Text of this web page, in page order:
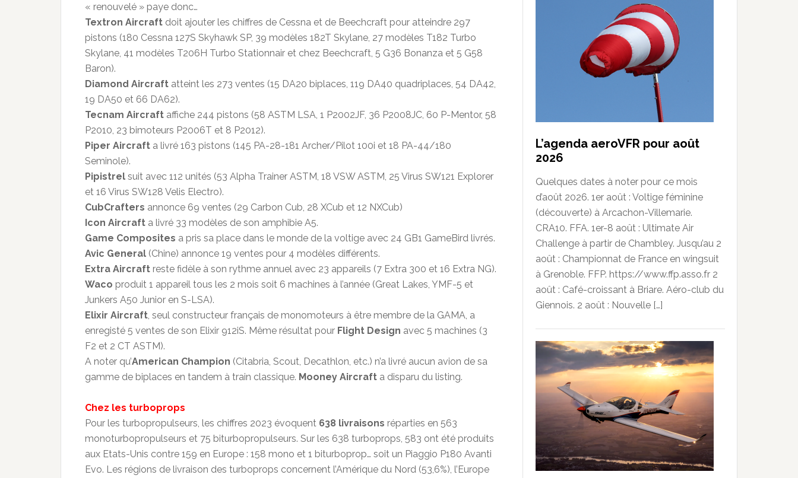
« renouvelé » paye donc…
Textron Aircraft doit ajouter les chiffres de Cessna et de Beechcraft pour atteindre 297
pistons (180 Cessna 127S Skyhawk SP, 39 modèles 182T Skylane, 27 modèles T182 Turbo
Skylane, 41 modèles T206H Turbo Stationnair et chez Beechcraft, 5 G36 Bonanza et 5 G58
Baron).
Diamond Aircraft atteint les 273 ventes (15 DA20 biplaces, 119 DA40 quadriplaces, 54 DA42,
19 DA50 et 66 DA62).
Tecnam Aircraft affiche 244 pistons (58 ASTM LSA, 1 P2002JF, 36 P2008JC, 60 P-Mentor, 58
P2010, 23 bimoteurs P2006T et 8 P2012).
Piper Aircraft a livré 163 pistons (145 PA-28-181 Archer/Pilot 100i et 18 PA-44/180
Seminole).
Pipistrel suit avec 112 unités (53 Alpha Trainer ASTM, 18 VSW ASTM, 25 Virus SW121 Explorer
et 16 Virus SW128 Velis Electro).
CubCrafters annonce 69 ventes (29 Carbon Cub, 28 XCub et 12 NXCub)
Icon Aircraft a livré 33 modèles de son amphibie A5.
Game Composites a pris sa place dans le monde de la voltige avec 24 GB1 GameBird livrés.
Avic General (Chine) annonce 19 ventes pour 4 modèles différents.
Extra Aircraft reste fidèle à son rythme annuel avec 23 appareils (7 Extra 300 et 16 Extra NG).
Waco produit 1 appareil tous les 2 mois soit 6 machines à l’année (Great Lakes, YMF-5 et
Junkers A50 Junior en S-LSA).
Elixir Aircraft, seul constructeur français de monomoteurs à être membre de la GAMA, a
enregisté 5 ventes de son Elixir 912iS. Même résultat pour Flight Design avec 5 machines (3
F2 et 2 CT ASTM).
A noter qu’American Champion (Citabria, Scout, Decathlon, etc.) n’a livré aucun avion de sa
gamme de biplaces en tandem à train classique. Mooney Aircraft a disparu du listing.
Chez les turboprops
Pour les turbopropulseurs, les chiffres 2023 évoquent 638 livraisons réparties en 563
monoturbopropulseurs et 75 biturbopropulseurs. Sur les 638 turboprops, 583 ont été produits
aux Etats-Unis contre 159 en Europe : 158 mono et 1 biturboprop… soit un Piaggio P180 Avanti
Evo. Les régions de livraison des turboprops concernent l’Amérique du Nord (53,6%), l’Europe
L’agenda aeroVFR pour août
2026
Quelques dates à noter pour ce mois
d’août 2026. 1er août : Voltige féminine
(découverte) à Arcachon-Villemarie.
CRA10. FFA. 1er-8 août : Ultimate Air
Challenge à partir de Chambley. Jusqu’au 2
août : Championnat de France en wingsuit
à Grenoble. FFP. https://www.ffp.asso.fr 2
août : Café-croissant à Briare. Aéro-club du
Giennois. 2 août : Nouvelle […]